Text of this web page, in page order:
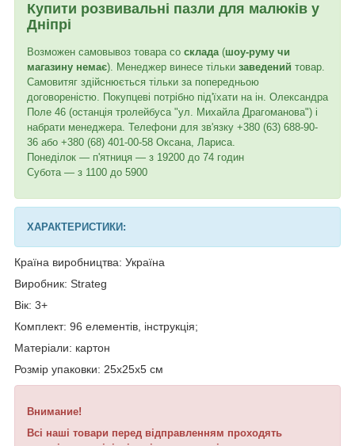
Купити розвивальні пазли для малюків у
Дніпрі
Возможен самовывоз товара со склада(шоу-руму чи
магазину немає). Менеджер винесе тільки заведений товар.
Самовитяг здійснюється тільки за попередньою
договореністю. Покупцеві потрібно під'їхати на ін. Олександра
Поле 46 (останція тролейбуса "ул. Михайла Драгоманова") і
набрати менеджера. Телефони для зв'язку +380 (63) 688-90-
36 або +380 (68) 401-00-58 Оксана, Лариса.
Понеділок — п'ятниця — з 19200 до 74 годин
Субота — з 1100 до 5900
ХАРАКТЕРИСТИКИ:
Країна виробництва: Україна
Виробник: Strateg
Вік: 3+
Комплект: 96 елементів, інструкція;
Матеріали: картон
Розмір упаковки: 25х25х5 см
Внимание!
Всі наші товари перед відправленням проходять